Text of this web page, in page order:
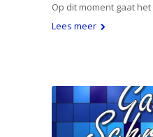
Op dit moment gaat
Lees meer